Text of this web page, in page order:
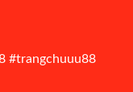
#trangchuuu88